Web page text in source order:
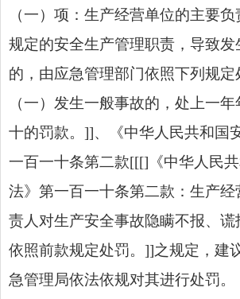
（一）项：生产经营单位的主要
规定的安全生产管理职责，导致发
的， 由应急管理部门依照下列规定
（一）发生一般事故的，处上一
十的罚款。]]、《中华人民共和国
一百一十条第二款[[[]《中华人民
法》第一百一十条第二款：生产经
责人对生产安全事故隐瞒不报、谎
依照前款规定处罚。]]之规定，建
急管理局依法依规对其进行处罚。